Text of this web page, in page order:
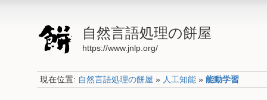
自然言語処理の餅屋
https://www.jnlp.org/
現在位置: 自然言語処理の餅屋 » 人工知能» 能動学習